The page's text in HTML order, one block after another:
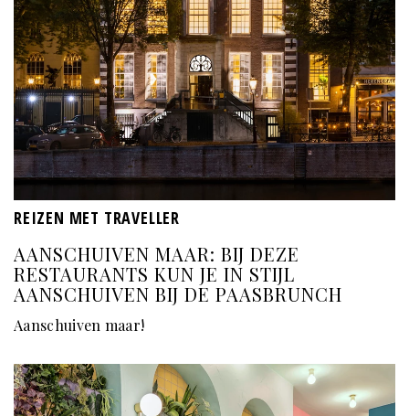
REIZEN MET TRAVELLER
AANSCHUIVEN MAAR: BIJ DEZE
RESTAURANTS KUN JE IN STIJL
AANSCHUIVEN BIJ DE PAASBRUNCH
Aanschuiven maar!